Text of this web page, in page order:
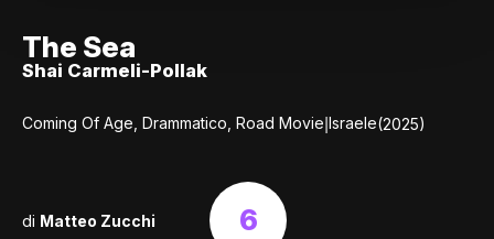
The Sea
Shai Carmeli-Pollak
Coming Of Age, Drammatico, Road Movie|Israele(2025)
di Matteo Zucchi 6